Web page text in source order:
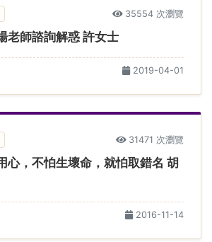
35554 次瀏覽
老師諮詢解惑 許女士
2019-04-01
31471 次瀏覽
心，不怕生壞命，就怕取錯名 胡
2016-11-14